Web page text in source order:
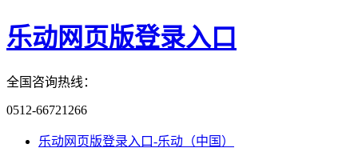
乐动网页版登录入口
全国咨询热线：
0512-66721266
乐动网页版登录入口-乐动（中国）